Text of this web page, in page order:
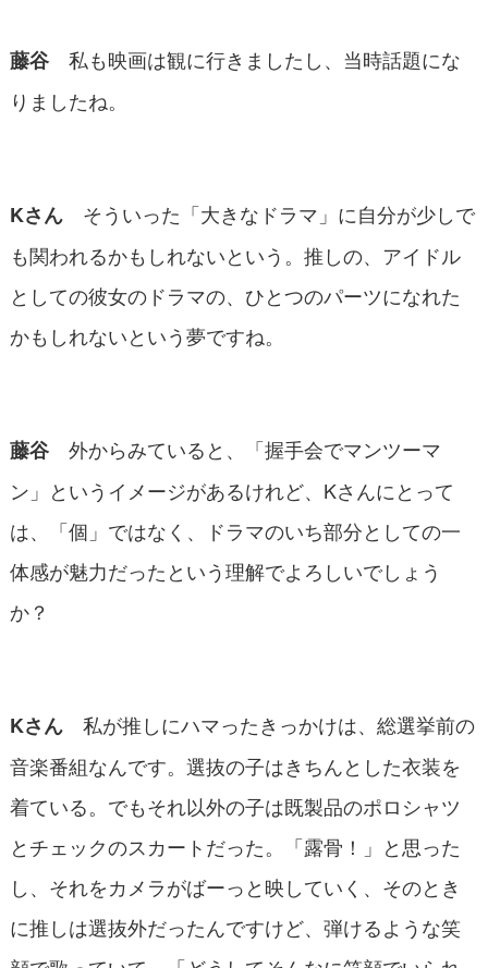
藤谷 私も映画は観に行きましたし、当時話題にな
りましたね。
Kさん そういった「大きなドラマ」に自分が少しで
も関われるかもしれないという。推しの、アイドル
としての彼女のドラマの、ひとつのパーツになれた
かもしれないという夢ですね。
藤谷 外からみていると、「握手会でマンツーマ
ン」というイメージがあるけれど、Kさんにとって
は、「個」ではなく、ドラマのいち部分としての一
体感が魅力だったという理解でよろしいでしょう
か？
Kさん 私が推しにハマったきっかけは、総選挙前の
音楽番組なんです。選抜の子はきちんとした衣装を
着ている。でもそれ以外の子は既製品のポロシャツ
とチェックのスカートだった。「露骨！」と思った
し、それをカメラがばーっと映していく、そのとき
に推しは選抜外だったんですけど、弾けるような笑